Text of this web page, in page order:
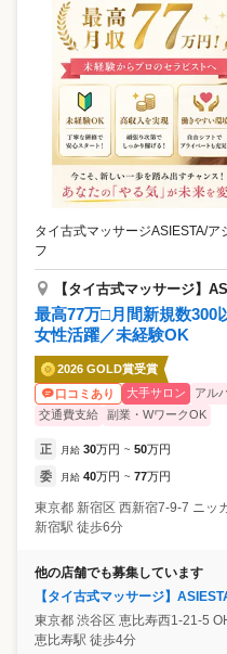
タイ古式マッサージASIESTA/ア
フ
【タイ古式マッサージ】
最高77万□月間新規数300
女性活躍／未経験OK
2026 GOLD賞受賞
口コミあり
大手サロン アル
交通費支給
副業・WワークOK
正 月給 30万円 ~ 50万円
委 月給 40万円 ~ 77万円
東京都 新宿区 西新宿7-9-7 ニッ
新宿駅 徒歩6分
他の店舗でも募集しています
【タイ古式マッサージ】
東京都 渋谷区 恵比寿西1-21-5
恵比寿駅 徒歩4分